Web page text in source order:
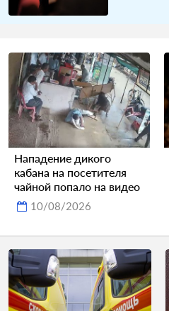
Нападение дикого
кабана на посетителя
чайной попало на видео
10/08/2026